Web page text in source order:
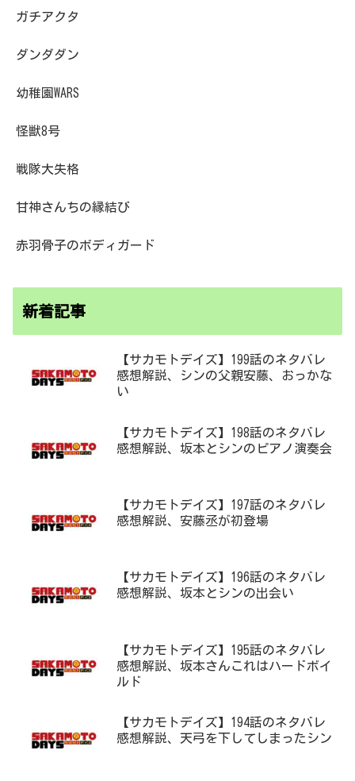
ガチアクタ
ダンダダン
幼稚園WARS
怪獣8号
戦隊大失格
甘神さんちの縁結び
赤羽骨子のボディガード
新着記事
【サカモトデイズ】199話のネタバレ
感想解説、シンの父親安藤、おっかな
い
【サカモトデイズ】198話のネタバレ
感想解説、坂本とシンのピアノ演奏会
【サカモトデイズ】197話のネタバレ
感想解説、安藤丞が初登場
【サカモトデイズ】196話のネタバレ
感想解説、坂本とシンの出会い
【サカモトデイズ】195話のネタバレ
感想解説、坂本さんこれはハードボイ
ルド
【サカモトデイズ】194話のネタバレ
感想解説、天弓を下してしまったシン